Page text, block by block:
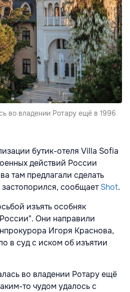
во владении Ротару ещё в 1996
бутик-отеля Villa Sofia
действий России
там предлагали сделать
сообщаетShot.
изъять особняк
Они направили
Игоря Краснова,
в суд с иском об изъятии
во владении Ротару ещё
то чудом удалось с